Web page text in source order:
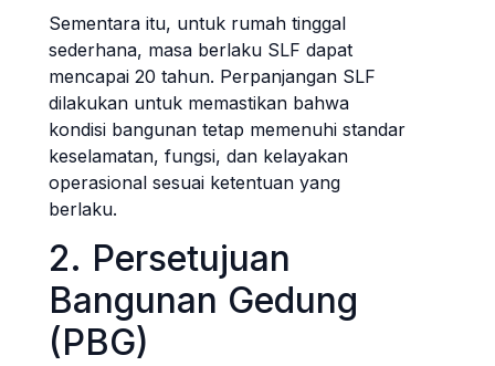
Sementara itu, untuk rumah tinggal
sederhana, masa berlaku SLF dapat
mencapai 20 tahun. Perpanjangan SLF
dilakukan untuk memastikan bahwa
kondisi bangunan tetap memenuhi standar
keselamatan, fungsi, dan kelayakan
operasional sesuai ketentuan yang
berlaku.
2. Persetujuan
Bangunan Gedung
(PBG)